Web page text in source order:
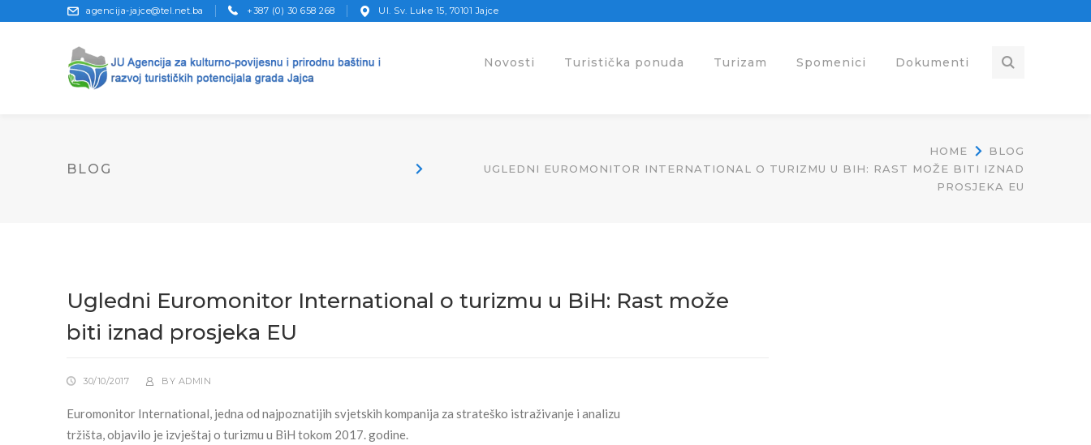
agencija-jajce@tel.net.ba +387 (0) 30 658 268 Ul. Sv. Luke 15, 70101 Jajce
Novosti Turistička ponuda Turizam Spomenici Dokumenti
BLOG
HOME
BLOG
UGLEDNI EUROMONITOR INTERNATIONAL O TURIZMU U BIH: RAST MOŽE BITI IZNAD
PROSJEKA EU
Ugledni Euromonitor International o turizmu u BiH: Rast može
biti iznad prosjeka EU
30/10/2017 BY ADMIN
Euromonitor International, jedna od najpoznatijih svjetskih kompanija za strateško istraživanje i analizu
tržišta, objavilo je izvještaj o turizmu u BiH tokom 2017. godine.